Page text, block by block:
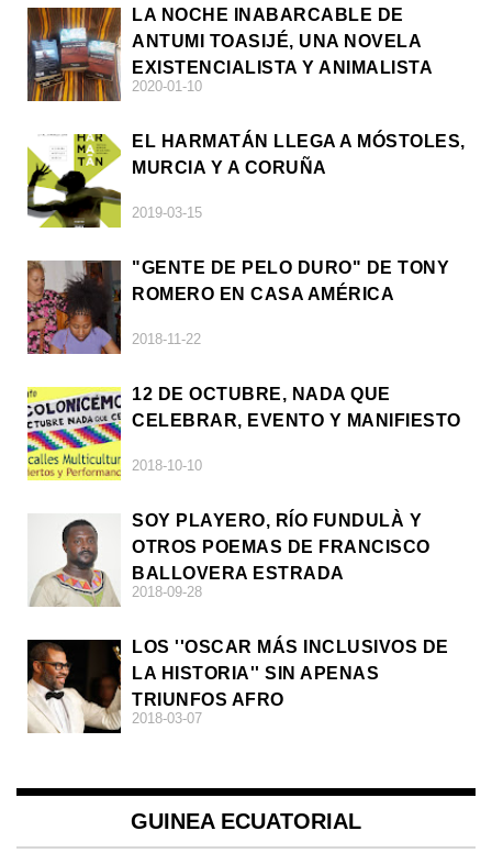
LA NOCHE INABARCABLE DE
ANTUMI TOASIJÉ, UNA NOVELA
EXISTENCIALISTA Y ANIMALISTA
2020-01-10
EL HARMATÁN LLEGA A MÓSTOLES,
MURCIA Y A CORUÑA
2019-03-15
"GENTE DE PELO DURO" DE TONY
ROMERO EN CASA AMÉRICA
2018-11-22
12 DE OCTUBRE, NADA QUE
CELEBRAR, EVENTO Y MANIFIESTO
2018-10-10
SOY PLAYERO, RÍO FUNDULÀ Y
OTROS POEMAS DE FRANCISCO
BALLOVERA ESTRADA
2018-09-28
LOS ''OSCAR MÁS INCLUSIVOS DE
LA HISTORIA'' SIN APENAS
TRIUNFOS AFRO
2018-03-07
GUINEA ECUATORIAL